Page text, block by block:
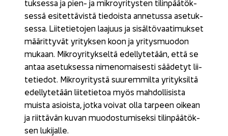
tuk­ses­sa ja pien- ja mik­ro­y­ri­tys­ten ti­lin­pää­tök­
ses­sä esi­tet­tä­vis­tä tie­dois­ta an­ne­tus­sa ase­tuk­
ses­sa. Lii­te­tie­to­jen laa­juus ja si­säl­tö­vaa­ti­muk­set
mää­rit­ty­vät yri­tyk­sen koon ja yri­tys­muo­don
mu­kaan. Mik­ro­y­ri­tyk­sel­tä edel­ly­te­tään, että se
antaa ase­tuk­ses­sa ni­men­omai­ses­ti sää­de­tyt lii­
te­tie­dot. Mik­ro­y­ri­tys­tä suu­rem­mil­ta yri­tyk­sil­tä
edel­ly­te­tään lii­te­tie­toa myös mah­dol­li­sis­ta
muis­ta asiois­ta, jotka voi­vat olla tar­peen oi­kean
ja riit­tä­vän kuvan muo­dos­tu­mi­sek­si ti­lin­pää­tök­
sen lu­ki­jal­le.